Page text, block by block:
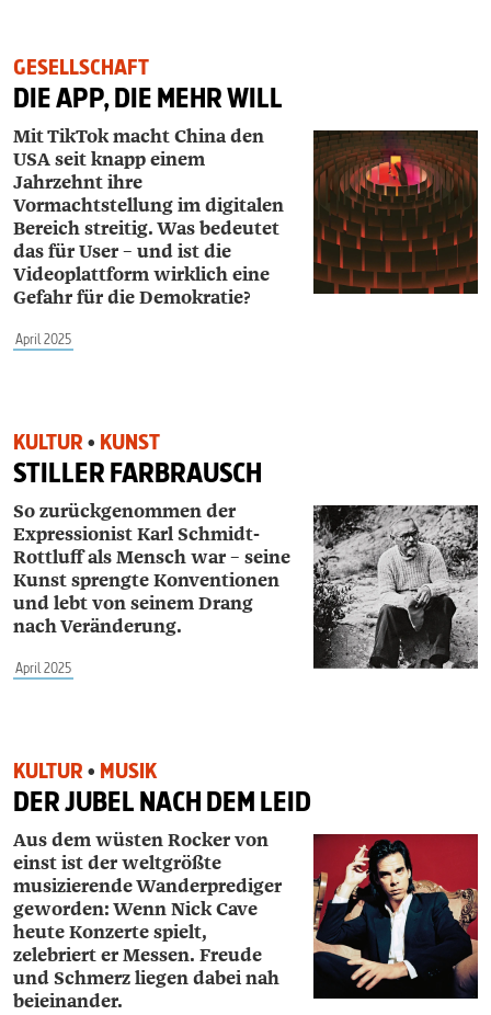
GESELLSCHAFT
DIE APP, DIE MEHR WILL
Mit TikTok macht China den
USA seit knapp einem
Jahrzehnt ihre
Vormachtstellung im digitalen
Bereichstreitig. Was bedeutet
das für User – und ist die
Videoplattformwirklich eine
Gefahr für die Demokratie?
April 2025
KULTUR • KUNST
STILLER FARBRAUSCH
So zurückgenommen der
ExpressionistKarl Schmidt-
Rottluff als Mensch war – seine
Kunst sprengte Konventionen
undlebt von seinem Drang
nach Veränderung.
April 2025
KULTUR • MUSIK
DER JUBEL NACH DEM LEID
Aus dem wüsten Rocker von
einst ist der weltgrößte
musizierende Wanderprediger
geworden: Wenn Nick Cave
heute Konzerte spielt,
zelebriert er Messen. Freude
und Schmerz liegen dabei nah
beieinander.